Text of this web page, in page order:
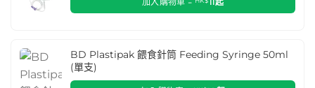
BD Plastipak 餵食針筒 Feeding Syringe 50ml
(單支)